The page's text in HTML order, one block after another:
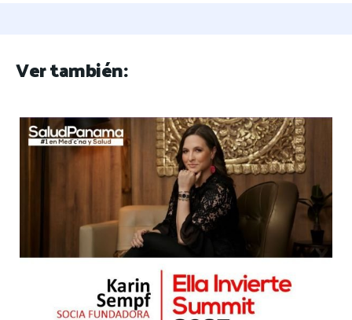
Ver también: